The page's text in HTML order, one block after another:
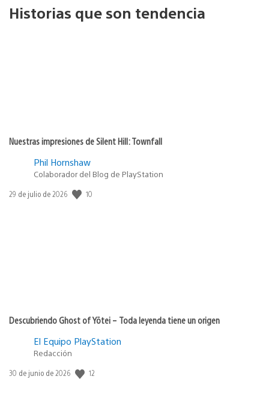
Historias que son tendencia
Nuestras impresiones de Silent Hill: Townfall
Phil Hornshaw
Colaborador del Blog de PlayStation
Fecha
29 de julio de 2026 10
Descubriendo Ghost of Yōtei – Toda leyenda tiene un origen
El Equipo PlayStation
Redacción
Fecha
30 de junio de 2026 12